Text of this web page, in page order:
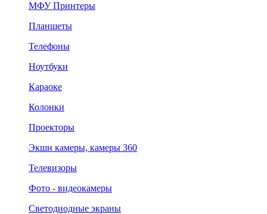
МФУ Принтеры
Планшеты
Телефоны
Ноутбуки
Караоке
Колонки
Проекторы
Экшн камеры, камеры 360
Телевизоры
Фото - видеокамеры
Светодиодные экраны